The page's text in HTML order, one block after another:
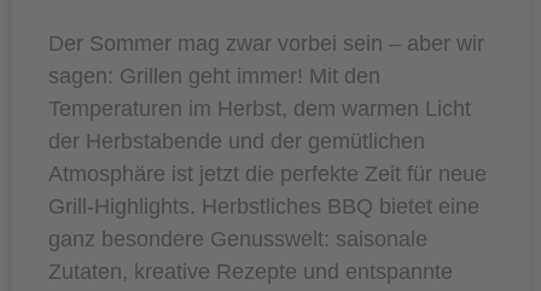
Der Sommer mag zwar vorbei sein – aber wir
sagen: Grillen geht immer! Mit den
Temperaturen im Herbst, dem warmen Licht
der Herbstabende und der gemütlichen
Atmosphäre ist jetzt die perfekte Zeit für neue
Grill-Highlights. Herbstliches BBQ bietet eine
ganz besondere Genusswelt: saisonale
Zutaten, kreative Rezepte und entspannte